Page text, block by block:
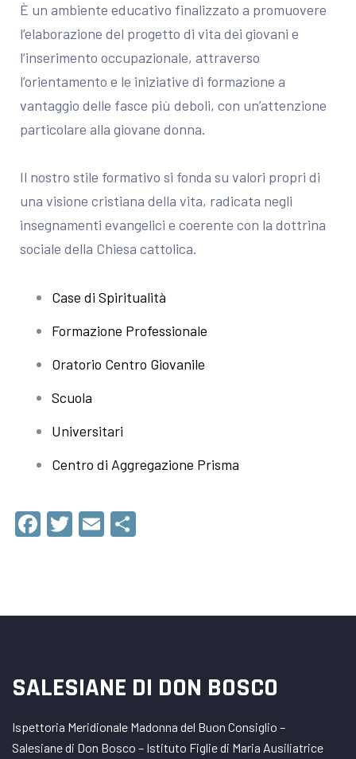
È un ambiente educativo finalizzato a promuovere
l’elaborazione del progetto di vita dei giovani e
l’inserimento occupazionale, attraverso
l’orientamento e le iniziative di formazione a
vantaggio delle fasce più deboli, con un’attenzione
particolare alla giovane donna.
Il nostro stile formativo si fonda su valori propri di
una visione cristiana della vita, radicata negli
insegnamenti evangelici e coerente con la dottrina
sociale della Chiesa cattolica.
Case di Spiritualità
Formazione Professionale
Oratorio Centro Giovanile
Scuola
Universitari
Centro di Aggregazione Prisma
Facebook
Twitter
Email
SALESIANE DI DON BOSCO
Ispettoria Meridionale Madonna del Buon Consiglio –
Salesiane di Don Bosco – Istituto Figlie di Maria Ausiliatrice